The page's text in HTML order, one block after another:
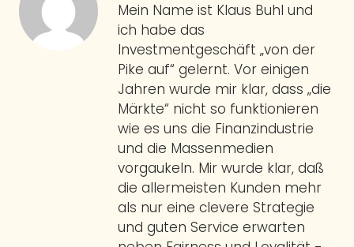
Mein Name ist Klaus Buhl und
ich habe das
Investmentgeschäft „von der
Pike auf“ gelernt. Vor einigen
Jahren wurde mir klar, dass „die
Märkte“ nicht so funktionieren
wie es uns die Finanzindustrie
und die Massenmedien
vorgaukeln. Mir wurde klar, daß
die allermeisten Kunden mehr
als nur eine clevere Strategie
und guten Service erwarten